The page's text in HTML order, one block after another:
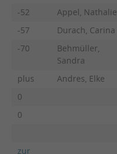
-52
Appel, Nathalie
-57
Durach, Carina
-70
Behmüller,
Sandra
plus Andres, Elke
0
0
zur